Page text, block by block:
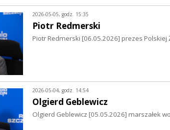
2026-05-05, godz. 15:35
Piotr Redmerski
Piotr Redmerski [06.05.2026] prezes Polskiej
2026-05-04, godz. 14:54
Olgierd Geblewicz
Olgierd Geblewicz [05.05.2026] marszałek